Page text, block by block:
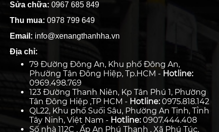
Sửa chữa: 0967 685 849
Thu mua: 0978 799 649
Email: info@xenangthanhha.vn
Địa chỉ:
79 Đường Đông An, Khu phố Đông An,
Phường Tân Đông Hiệp, Tp.HCM - Hotline:
0969.498.769
123 Đường Thanh Niên, Kp Tân Phú 1, Phường
Tân Đông Hiệp ,TP HCM - Hotline:0975.818.142
QL22, Khu phố Suối Sâu, Phường An Tịnh, Tỉnh
Tây Ninh, Việt Nam - Hotline:0907.444.408
Số nhà 112C , Ấp An Phú Thạnh , Xã Phú Túc,